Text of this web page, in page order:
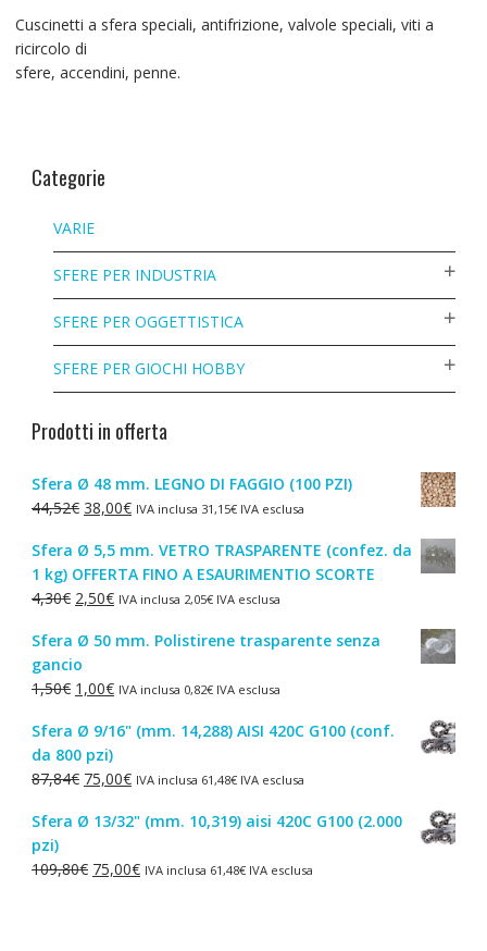
Cuscinetti a sfera speciali, antifrizione, valvole speciali, viti a
ricircolo di
sfere, accendini, penne.
Categorie
VARIE
SFERE PER INDUSTRIA
SFERE PER OGGETTISTICA
SFERE PER GIOCHI HOBBY
Prodotti in offerta
Sfera Ø 48 mm. LEGNO DI FAGGIO (100 PZI)
44,52€ Il
originale
era:
44,52€.
38,00€Il
attuale
è:
38,00€.
IVA inclusa 31,15€IVA esclusa
Sfera Ø 5,5 mm. VETRO TRASPARENTE (confez. da
1 kg) OFFERTA FINO A ESAURIMENTIO SCORTE
4,30€ Il
originale
era:
4,30€.
2,50€Il
attuale
2,50€.
IVA inclusa 2,05€IVA esclusa
Sfera Ø 50 mm. Polistirene trasparente senza
gancio
1,50€ Il
originale
era:
1,50€.
1,00€Il
attuale
è:
1,00€.
IVA inclusa 0,82€IVA esclusa
Sfera Ø 9/16" (mm. 14,288) AISI 420C G100 (conf.
da 800 pzi)
87,84€ Il
originale
87,84€.
75,00€Il
attuale
75,00€.
IVA inclusa 61,48€IVA esclusa
Sfera Ø 13/32" (mm. 10,319) aisi 420C G100 (2.000
pzi)
109,80€ Il
75,00€IlIVA inclusa 61,48€IVA esclusa